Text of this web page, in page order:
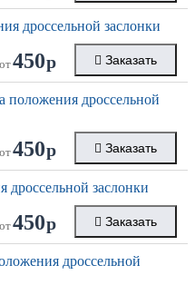
дроссельной заслонки
от450р Заказать
положения дроссельной
от450р Заказать
дроссельной заслонки
от450р Заказать
дроссельной